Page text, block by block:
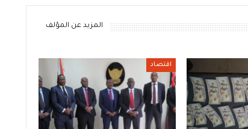
المزيد عن المؤلف
اقتصاد